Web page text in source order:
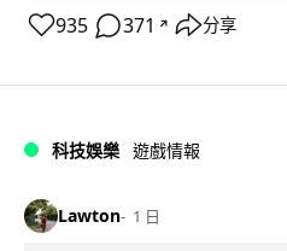
935 371 ↗ 分享
科技娛樂 遊戲情報
Lawton 1 日